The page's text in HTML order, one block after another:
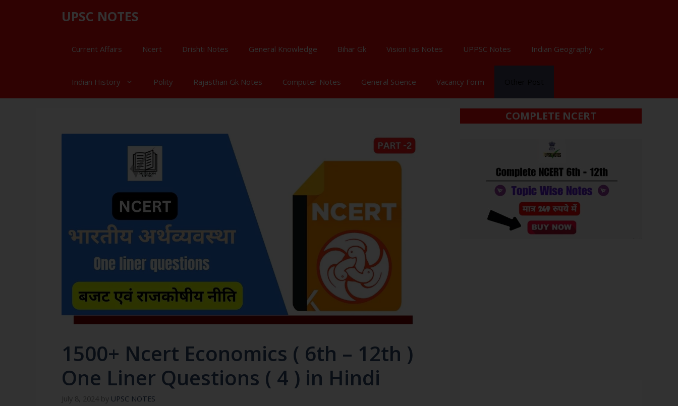
UPSC NOTES
Current Affairs Ncert Drishti Notes General Knowledge Bihar Gk Vision Ias Notes UPPSC Notes Indian Geography
Indian History Polity Rajasthan Gk Notes Computer Notes General Science Vacancy Form
1500+ Ncert Economics ( 6th – 12th )
One Liner Questions ( 4 ) in Hindi
July 8, 2024 by UPSC NOTES
COMPLETE NCERT